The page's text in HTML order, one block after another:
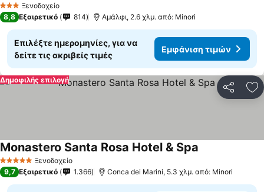
3 ΑστέριαΞενοδοχείο
8,8 Εξαιρετικό 814 Αμάλφι, 2.6 χλμ. από: Minori
Επιλέξτε ημερομηνίες, για να
δείτε τις ακριβείς τιμές
Εμφάνιση τιμών
Δημοφιλής επιλογή
5 Αστέρια Ξενοδοχείο
Monastero Santa Rosa Hotel & Spa
9,7 Εξαιρετικό 1.366 Conca dei Marini, 5.3 χλμ. από: Minori